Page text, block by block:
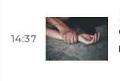
14:37